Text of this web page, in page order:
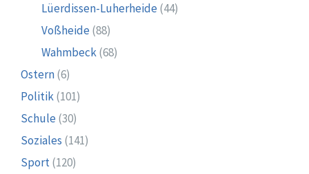
Lüerdissen-Luherheide (44)
Voßheide (88)
Wahmbeck(68)
Ostern(6)
Politik(101)
Schule (30)
Soziales (141)
Sport(120)